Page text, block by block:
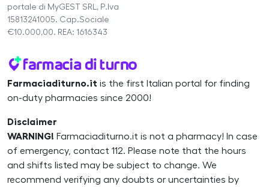
portale di MyGEST SRL, P.Iva
15813241005. Cap.Sociale
€10.000,00. REA: 1616343
Farmaciaditurno.it is the first Italian portal for finding
on-duty pharmacies since 2000!
Disclaimer
WARNING! Farmaciaditurno.it is not a pharmacy! In case
of emergency, contact 112. Please note that the hours
and shifts listed may be subject to change. We
recommend verifying any doubts or uncertainties by